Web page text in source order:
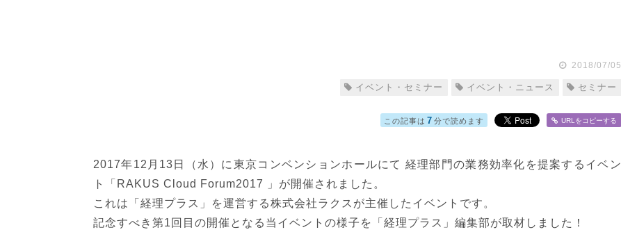
2018/07/05
イベント・セミナー イベント・ニュース セミナー
この記事は 7 分で読めます URLをコピーする
2017年12月13日（水）に東京コンベンションホールにて 経理部門の業務効率化を提案するイベン
ト「RAKUS Cloud Forum2017 」が開催されました。
これは「経理プラス」を運営する株式会社ラクスが主催したイベントです。
記念すべき第1回目の開催となる当イベントの様子を「経理プラス」編集部が取材しました！